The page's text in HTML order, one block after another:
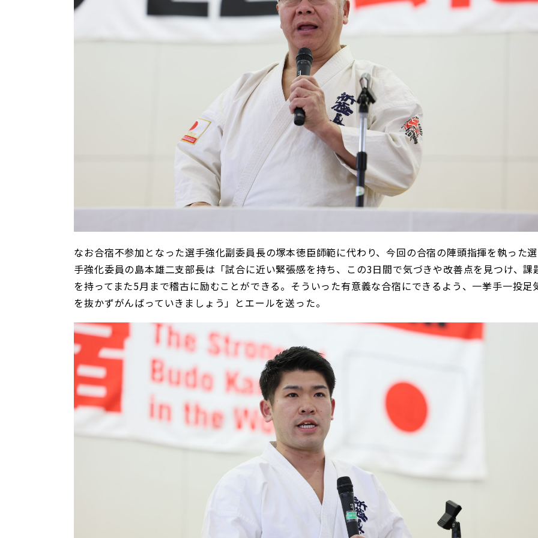
なお合宿不参加となった選手強化副委員長の塚本徳臣師範に代わり、今回の合宿の陣頭指揮を執った選
手強化委員の島本雄二支部長は「試合に近い緊張感を持ち、この3日間で気づきや改善点を見つけ、課
を持ってまた5月まで稽古に励むことができる。そういった有意義な合宿にできるよう、一挙手一投足
を抜かずがんばっていきましょう」とエールを送った。